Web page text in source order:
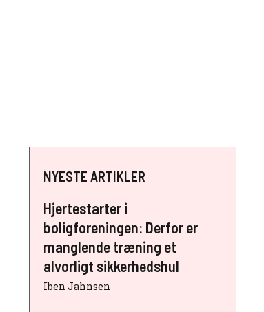
NYESTE ARTIKLER
Hjertestarter i
boligforeningen: Derfor er
manglende træning et
alvorligt sikkerhedshul
Iben Jahnsen